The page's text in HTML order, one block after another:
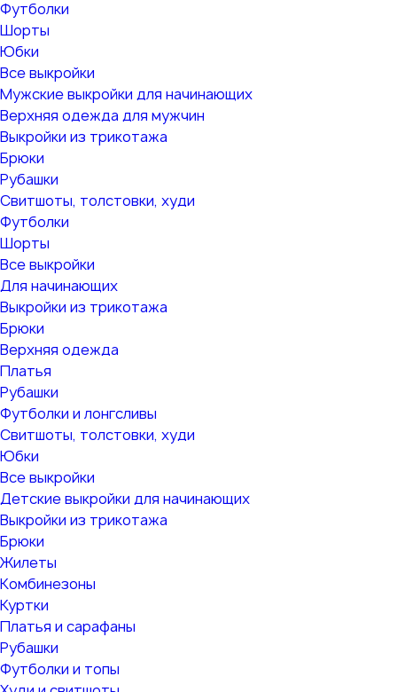
Футболки
Шорты
Юбки
Все выкройки
Мужские выкройки для начинающих
Верхняя одежда для мужчин
Выкройки из трикотажа
Брюки
Рубашки
Свитшоты, толстовки, худи
Футболки
Шорты
Все выкройки
Для начинающих
Выкройки из трикотажа
Брюки
Верхняя одежда
Платья
Рубашки
Футболки и лонгсливы
Свитшоты, толстовки, худи
Юбки
Все выкройки
Детские выкройки для начинающих
Выкройки из трикотажа
Брюки
Жилеты
Комбинезоны
Куртки
Платья и сарафаны
Рубашки
Футболки и топы